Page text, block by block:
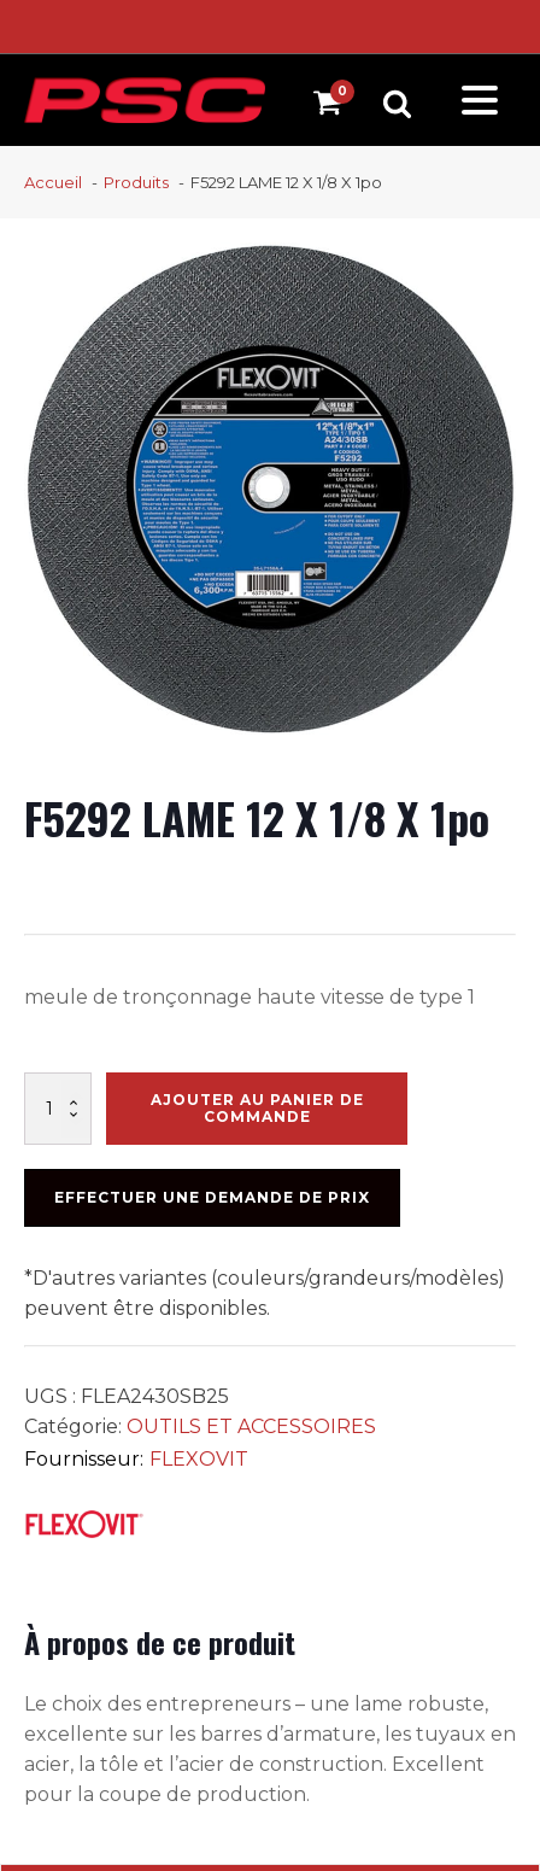
Accueil Produits F5292 LAME 12 X 1/8 X 1po
F5292 LAME 12 X 1/8 X 1po
meule de tronçonnage haute vitesse de type 1
F5292
1/8
1po
AJOUTER AU PANIER DE
COMMANDE
EFFECTUER UNE DEMANDE DE PRIX
*D'autres variantes (couleurs/grandeurs/modèles)
peuvent être disponibles.
UGS : FLEA2430SB25
Catégorie: OUTILS ET ACCESSOIRES
Fournisseur: FLEXOVIT
À propos de ce produit
Le choix des entrepreneurs – une lame robuste,
excellente sur les barres d’armature, les tuyaux en
acier, la tôle et l’acier de construction. Excellent
pour la coupe de production.